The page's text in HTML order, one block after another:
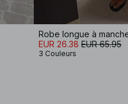
Robe longue à
EUR 26.38 EUR 65.95
3 Couleurs